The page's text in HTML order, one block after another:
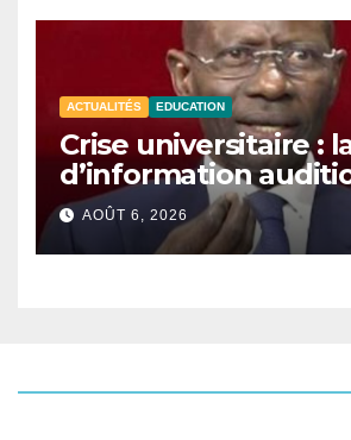
ACTUALITÉS EDUCATION
Crise universitaire :
d’information
ministre Boubacar
AOÛT 6, 2026